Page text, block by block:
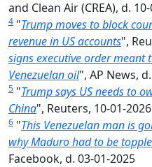
and Clean Air (CREA), d.
4 "Trump moves to block
revenue in US accounts",
signs executive order meant
Venezuelan oil", AP News,
5 "Trump says US needs to
China", Reuters, 10-01-2026
6 "This Venezuelan man is
why Maduro had to be
Facebook, d. 03-01-2025